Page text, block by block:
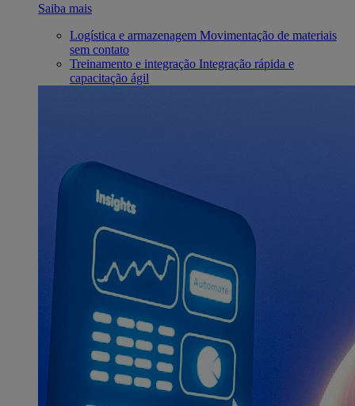
Saiba mais
Logística e armazenagem Movimentação de materiais
sem contato
Treinamento e integração Integração rápida e
capacitação ágil